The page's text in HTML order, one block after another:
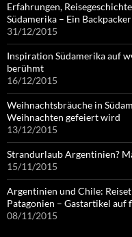
Erfahrungen,
Südamerika – Ein
31/12/2015
Inspiration Südamerika auf
berühmt
16/12/2015
Weihnachtsbräuche in
Weihnachten gefeiert wird
13/12/2015
Strandurlaub Argentinien?
15/11/2015
Argentinien und Chile:
Patagonien – Gastartikel auf
08/11/2015